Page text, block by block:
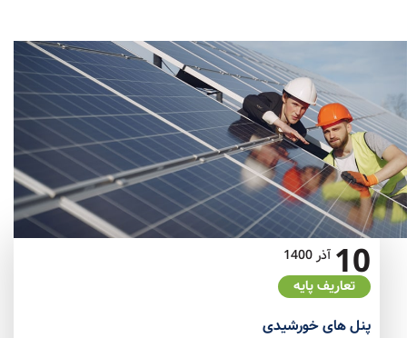
10آذر 1400
تعاریف پایه
پنل های خورشیدی